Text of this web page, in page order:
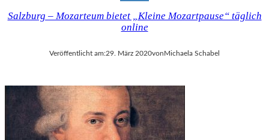
Salzburg – Mozarteum bietet „Kleine Mozartpause“ täglich
online
Veröffentlicht am:29. März 2020vonMichaela Schabel